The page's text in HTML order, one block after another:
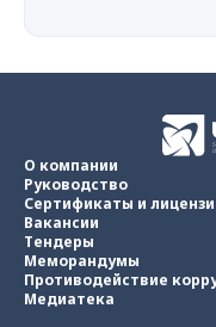
О компании
Руководство
Сертификаты и
Вакансии
Тендеры
Меморандумы
Противодействие
Медиатека